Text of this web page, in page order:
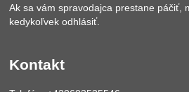
Ak sa vám spravodajca prestane páčiť,
kedykoľvek odhlásiť.
Kontakt